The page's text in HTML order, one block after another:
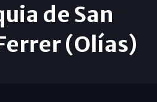
de San
(Olías)